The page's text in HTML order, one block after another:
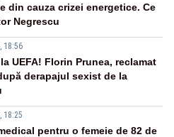
din cauza crizei energetice. Ce
Negrescu
18:56
UEFA! Florin Prunea, reclamat
derapajul sexist de la
18:25
pentru o femeie de 82 de